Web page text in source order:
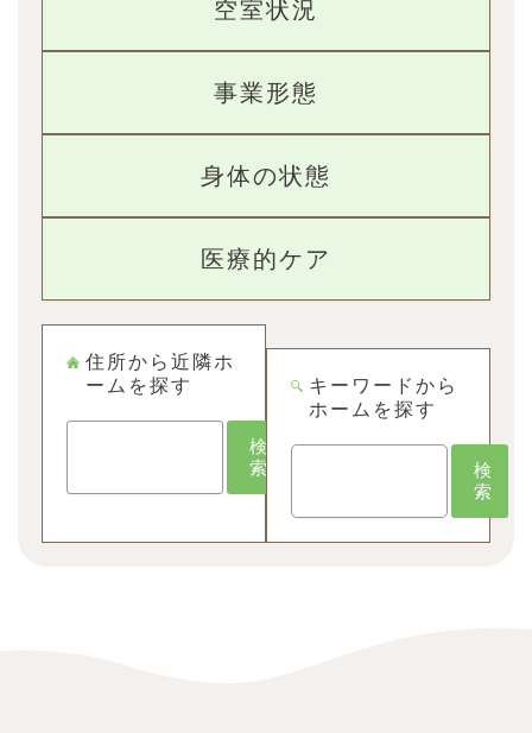
空室状況
事業形態
身体の状態
医療的ケア
住所から近隣ホ
ームを探す
検
索
キーワードから
ホームを探す
検
検
索